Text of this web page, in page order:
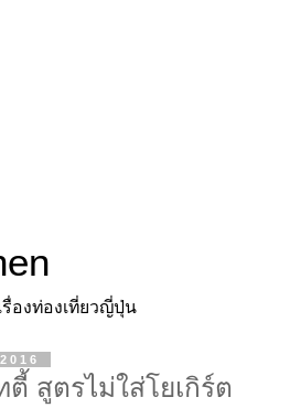
องท่องเที่ยวญี่ปุ่น
สูตรไม่ใส่โยเกิร์ต